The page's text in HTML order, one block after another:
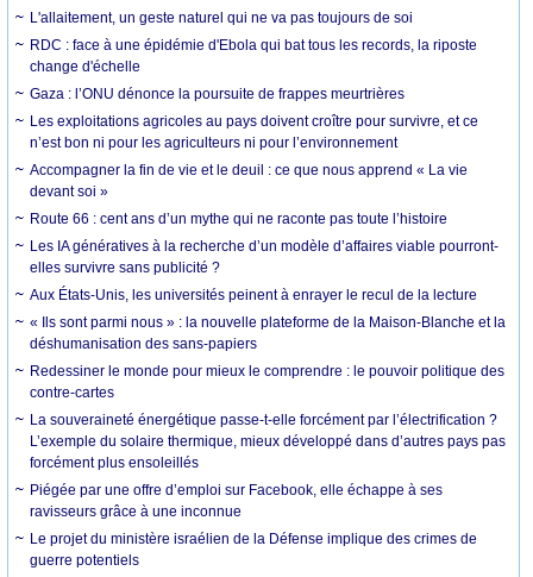
L'allaitement, un geste naturel qui ne va pas toujours de soi
RDC : face à une épidémie d'Ebola qui bat tous les records, la riposte
change d'échelle
Gaza : l’ONU dénonce la poursuite de frappes meurtrières
Les exploitations agricoles au pays doivent croître pour survivre, et ce
n’est bon ni pour les agriculteurs ni pour l’environnement
Accompagner la fin de vie et le deuil : ce que nous apprend « La vie
devant soi »
Route 66 : cent ans d’un mythe qui ne raconte pas toute l’histoire
Les IA génératives à la recherche d’un modèle d’affaires viable pourront-
elles survivre sans publicité ?
Aux États-Unis, les universités peinent à enrayer le recul de la lecture
« Ils sont parmi nous » : la nouvelle plateforme de la Maison-Blanche et la
déshumanisation des sans-papiers
Redessiner le monde pour mieux le comprendre : le pouvoir politique des
contre-cartes
La souveraineté énergétique passe-t-elle forcément par l’électrification ?
L’exemple du solaire thermique, mieux développé dans d’autres pays pas
forcément plus ensoleillés
Piégée par une offre d’emploi sur Facebook, elle échappe à ses
ravisseurs grâce à une inconnue
Le projet du ministère israélien de la Défense implique des crimes de
guerre potentiels